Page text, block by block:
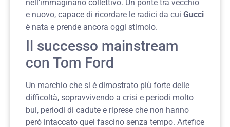
nell’immaginario collettivo. Un ponte tra vecchio
e nuovo, capace di ricordare le radici da cui Gucci
è nata e prende ancora oggi stimolo.
Il successo mainstream
con Tom Ford
Un marchio che si è dimostrato più forte delle
difficoltà, sopravvivendo a crisi e periodi molto
bui, periodi di cadute e riprese che non hanno
però intaccato quel fascino senza tempo. Artefice